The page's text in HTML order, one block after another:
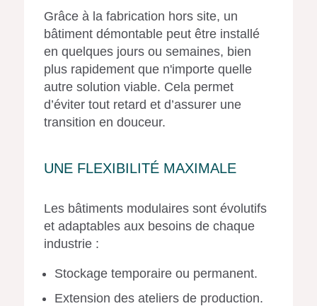
Grâce à la fabrication hors site, un
bâtiment démontable peut être installé
en quelques jours ou semaines, bien
plus rapidement que n'importe quelle
autre solution viable. Cela permet
d’éviter tout retard et d’assurer une
transition en douceur.
UNE FLEXIBILITÉ MAXIMALE
Les bâtiments modulaires sont évolutifs
et adaptables aux besoins de chaque
industrie :
Stockage temporaire ou permanent.
Extension des ateliers de production.